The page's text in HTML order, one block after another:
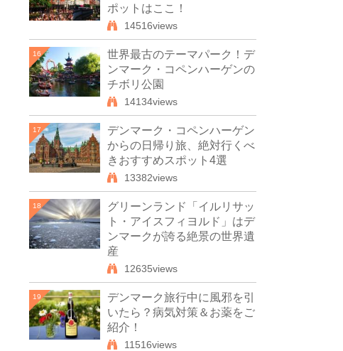
ポットはここ！
14516views
16
世界最古のテーマパーク！デ
ンマーク・コペンハーゲンの
チボリ公園
14134views
17
デンマーク・コペンハーゲン
からの日帰り旅、絶対行くべ
きおすすめスポット4選
13382views
18
グリーンランド「イルリサッ
ト・アイスフィヨルド」はデ
ンマークが誇る絶景の世界遺
産
12635views
19
デンマーク旅行中に風邪を引
いたら？病気対策＆お薬をご
紹介！
11516views